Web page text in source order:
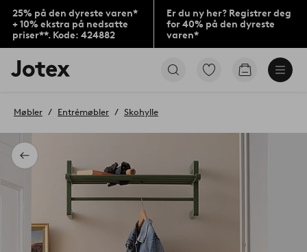
25% på den dyreste varen*
+ 10% ekstra på nedsatte
priser**. Kode: 424882
Er du ny her? Registrer deg
for 40% på den dyreste
varen*
Jotex’
logo
til
Gå
Gå
Tilbake
Møbler Entrémøbler Skohylle